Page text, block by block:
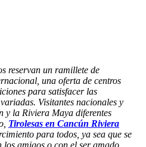
reservan un ramillete de
una oferta de centros
para satisfacer las
Visitantes nacionales y
y la Riviera Maya diferentes
Tirolesas en Cancún Riviera
para todos, ya sea que se
amigos o con el ser amado.